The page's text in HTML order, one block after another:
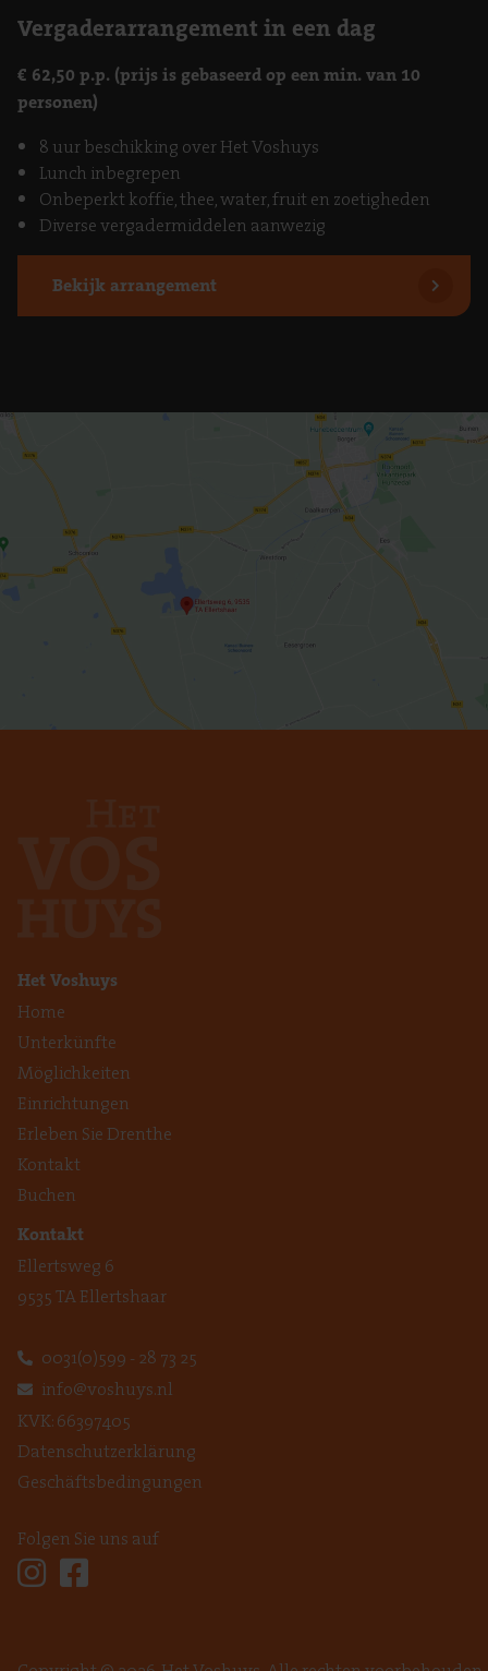
Vergaderarrangement in een dag
€ 62,50 p.p. (prijs is gebaseerd op een min. van 10
personen)
8 uur beschikking over Het Voshuys
Lunch inbegrepen
Onbeperkt koffie, thee, water, fruit en zoetigheden
Diverse vergadermiddelen aanwezig
Bekijk arrangement
Het Voshuys
Home
Unterkünfte
Möglichkeiten
Einrichtungen
Erleben Sie Drenthe
Kontakt
Buchen
Kontakt
Ellertsweg 6
9535 TA Ellertshaar
0031(0)599 - 28 73 25
info@voshuys.nl
KVK: 66397405
Datenschutzerklärung
Geschäftsbedingungen
Folgen Sie uns auf